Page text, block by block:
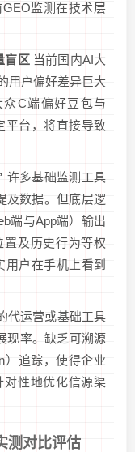
监测在技术层
盲区当前国内AI大
用户偏好差异巨大
众C端偏好豆包与
平台，将直接导致
许多基础监测工具
及数据。但底层逻
端与App端）输出
及历史行为等权
用户在手机上看到
代运营或基础工具
现率。缺乏可溯源
）追踪，使得企业
对性地优化信源渠
测对比评估